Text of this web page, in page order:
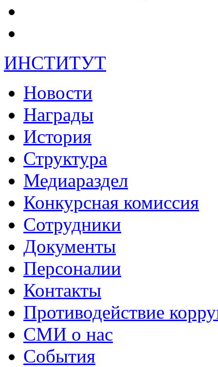
ИНСТИТУТ
Новости
Награды
История
Структура
Медиараздел
Конкурсная комиссия
Сотрудники
Документы
Персоналии
Контакты
Противодействие
СМИ о нас
События